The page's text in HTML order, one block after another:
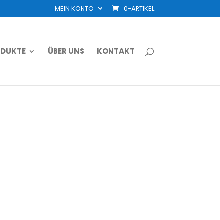
MEIN KONTO 0-ARTIKEL
ÜBER UNS KONTAKT